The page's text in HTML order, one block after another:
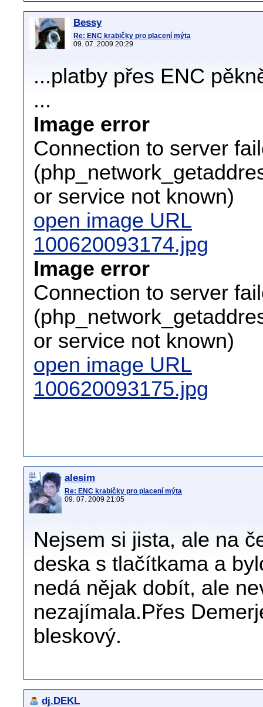
Bessy
Re: ENC krabičky pro placení mýta
09. 07. 2009 20:29
...platby přes ENC
...
Image error
Connection to server
or service not known)
open image URL
100620093174.jpg
Image error
Connection to server
or service not known)
open image URL
100620093175.jpg
alesim
Re: ENC krabičky pro placení mýta
09. 07. 2009 21:05
Nejsem si jista, ale na
deska s tlačítkama a
nedá nějak dobít, ale
nezajímala.Přes
bleskový.
dj.DEKL